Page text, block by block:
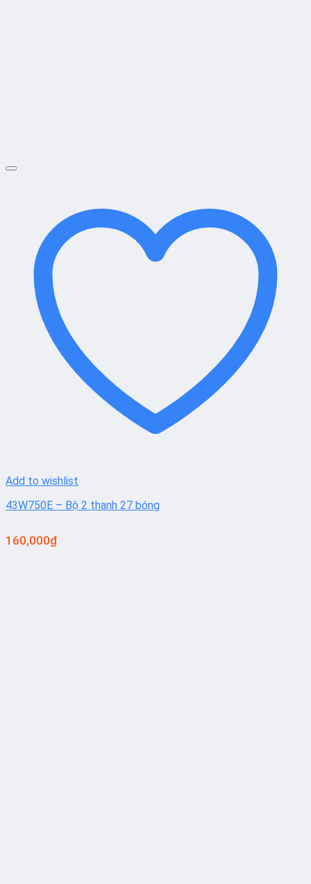
Add to wishlist
43W750E – Bộ 2 thanh 27 bóng
160,000₫